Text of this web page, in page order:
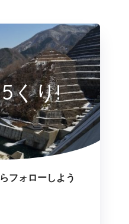
くり!
フォローしよう